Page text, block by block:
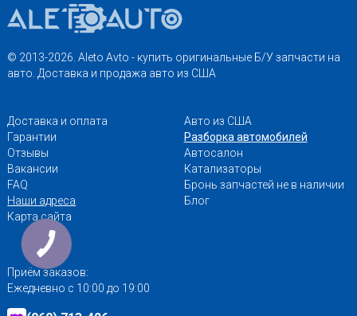
© 2013-2026. Aleto Avto - купить оригинальные Б/У запчасти на
авто. Доставка и продажа авто из США
Доставка и оплата
Гарантии
Отзывы
Вакансии
FAQ
Наши адреса
Карта сайта
Авто из США
Разборка автомобилей
Автосалон
Катализаторы
Бронь запчастей не в наличии
Блог
Приём заказов:
Ежедневно с 10:00 до 19:00